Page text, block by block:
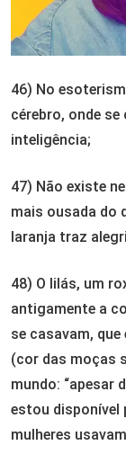
46) No
cérebro, onde
inteligência;
47) Não existe
mais ousada do
laranja traz
48) O lilás, um
antigamente a
se casavam,
(cor das moças
mundo: “apesar
estou disponível
mulheres